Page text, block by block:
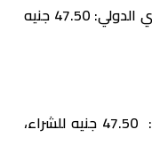
سجل سعر الدولار اليوم في البنك التجاري الدولي: 47.50 جنيه
سجل سعر الدولار اليوم في بنك البركة: 47.50 جنيه للشراء،